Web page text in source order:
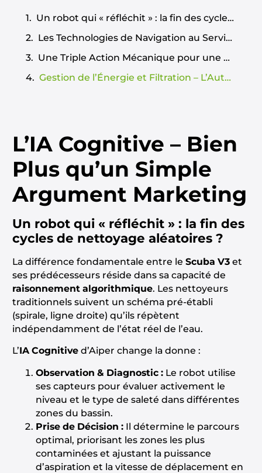
bassin ? Voici notre compte-rendu professionnel,
pour décrypter si leScuba V3est le futur de
l’entretien de piscine ou un luxe dispensable.
Un robot qui « réfléchit » : la fin des cycles de nettoyage aléatoires ?
Les Technologies de Navigation au Service de la Précision
Une Triple Action Mécanique pour une Propreté Complète
Gestion de l’Énergie et Filtration – L’Autonomie au Quotidien
L’IA Cognitive – Bien
Plus qu’un Simple
Argument Marketing
Un robot qui « réfléchit » : la fin des
cycles de nettoyage aléatoires ?
La différence fondamentale entre le Scuba V3et
ses prédécesseurs réside dans sa capacité de
raisonnement algorithmique. Les nettoyeurs
traditionnels suivent un schéma pré-établi
(spirale, ligne droite) qu’ils répètent
indépendamment de l’état réel de l’eau.
L’IA Cognitived’Aiper change la donne :
Observation & Diagnostic :Le robot utilise
ses capteurs pour évaluer activement le
niveau et le type de saleté dans différentes
zones du bassin.
Prise de Décision :Il détermine le parcours
optimal, priorisant les zones les plus
contaminées et ajustant la puissance
d’aspiration et la vitesse de déplacement en